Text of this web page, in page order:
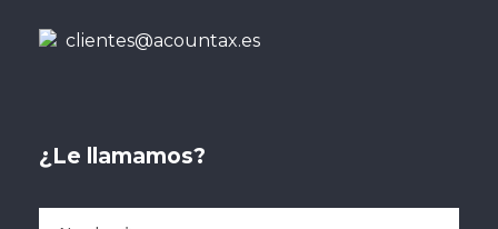
clientes@acountax.es
¿Le llamamos?